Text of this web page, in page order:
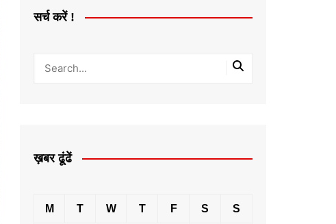
सर्च करें !
ख़बर ढूंढें
M T W T F S S